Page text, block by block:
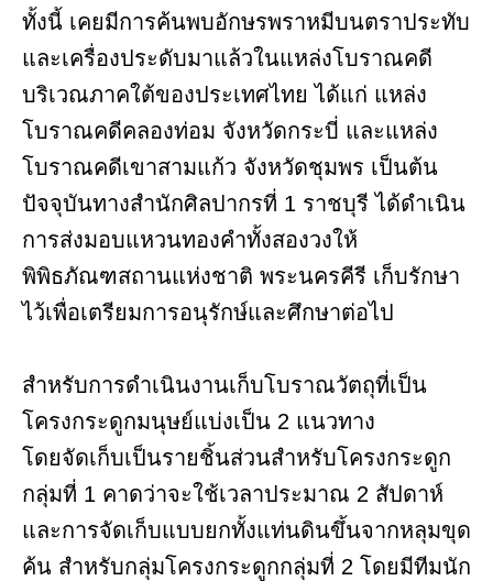
ทั้งนี้ เคยมีการค้นพบอักษรพราหมีบนตราประทับ
และเครื่องประดับมาแล้วในแหล่งโบราณคดี
บริเวณภาคใต้ของประเทศไทย ได้แก่ แหล่ง
โบราณคดีคลองท่อม จังหวัดกระบี่ และแหล่ง
โบราณคดีเขาสามแก้ว จังหวัดชุมพร เป็นต้น
ปัจจุบันทางสำนักศิลปากรที่ 1 ราชบุรี ได้ดำเนิน
การส่งมอบแหวนทองคำทั้งสองวงให้
พิพิธภัณฑสถานแห่งชาติ พระนครคีรี เก็บรักษา
ไว้เพื่อเตรียมการอนุรักษ์และศึกษาต่อไป
สำหรับการดำเนินงานเก็บโบราณวัตถุที่เป็น
โครงกระดูกมนุษย์แบ่งเป็น 2 แนวทาง
โดยจัดเก็บเป็นรายชิ้นส่วนสำหรับโครงกระดูก
กลุ่มที่ 1 คาดว่าจะใช้เวลาประมาณ 2 สัปดาห์
และการจัดเก็บแบบยกทั้งแท่นดินขึ้นจากหลุมขุด
ค้น สำหรับกลุ่มโครงกระดูกกลุ่มที่ 2 โดยมีทีมนัก